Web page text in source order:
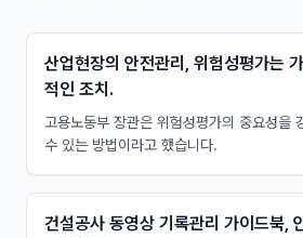
산업현장의 안전관리, 위험성평가는
적인 조치.
고용노동부 장관은 위험성평가의 중요성을
수 있는 방법이라고 했습니다.
건설공사 동영상 기록관리 가이드북,